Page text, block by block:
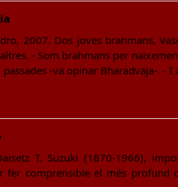
2007. Dos joves brahmans,
- Som brahmans per
-va opinar Bharadvaja-. -
T. Suzuki (1870-1966),
comprensible el més profund